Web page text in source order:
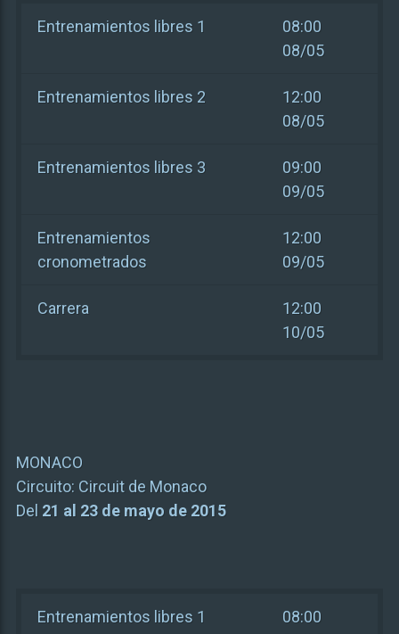
Entrenamientos libres 1
08:00
08/05
Entrenamientos libres 2
12:00
08/05
Entrenamientos libres 3
09:00
09/05
Entrenamientos
cronometrados
12:00
09/05
Carrera
12:00
10/05
MONACO
Circuito: Circuit de Monaco
Del 21 al 23 de mayo de 2015
Entrenamientos libres 1
08:00